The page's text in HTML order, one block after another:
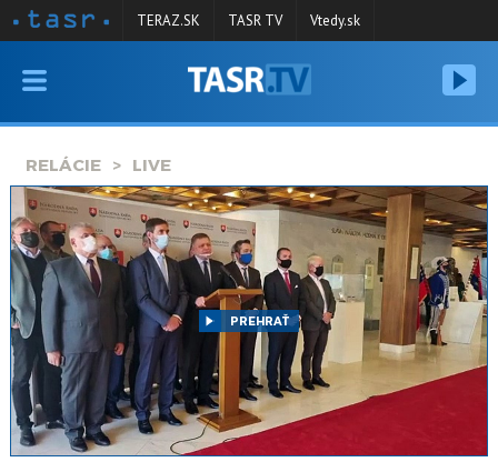
VYSIELANIE
SPRAVODAJSTVO
KONTAKT
ARCHÍV
TERAZ.SK TASR TV Vtedy.sk
RELÁCIE LIVE
PREHRAŤ